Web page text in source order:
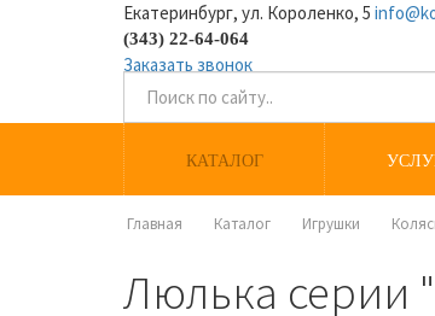
Екатеринбург, ул. Короленко, 5
(343) 22-64-064
Заказать звонок
КАТАЛОГ
Главная Каталог Игрушки
Люлька